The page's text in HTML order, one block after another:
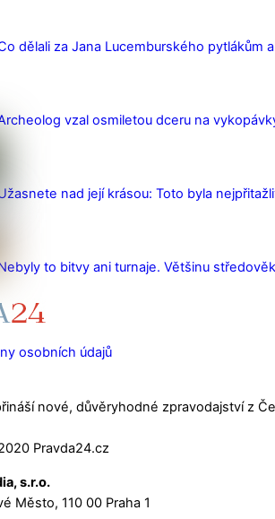
dělali za Jana Lucemburského pytlákům
vzal osmiletou dceru na
nad její krásou: Toto byla
to bitvy ani turnaje. Většinu
osobních údajů
nové, důvěryhodné zpravodajství z
Pravda24.cz
s.r.o.
Město, 110 00 Praha 1